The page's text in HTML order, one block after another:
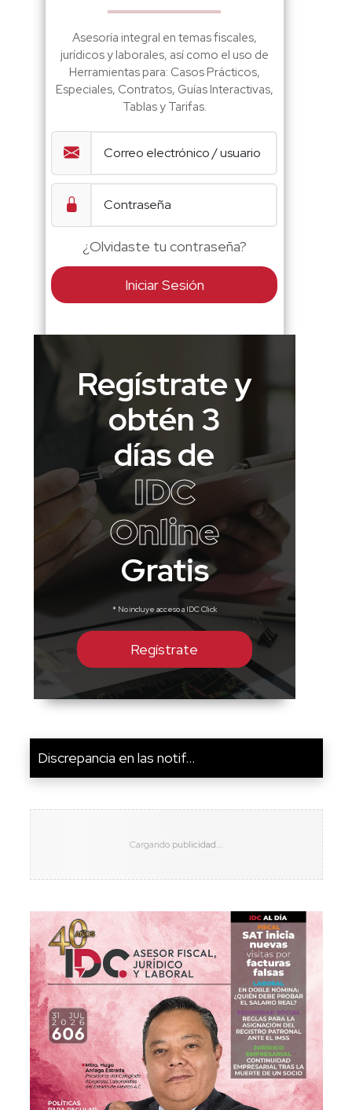
Asesoría integral en temas fiscales,
jurídicos y laborales, así como el uso de
Herramientas para: Casos Prácticos,
Especiales, Contratos, Guías Interactivas,
Tablas y Tarifas.
¿Olvidaste tu contraseña?
Iniciar Sesión
Regístrate y
obtén 3
días de
IDC
Online
Gratis
* No incluye acceso a IDC Click
Regístrate
Discrepancia en las notif...